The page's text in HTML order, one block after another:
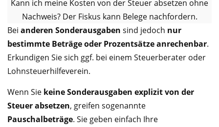
Kann ich meine Kosten von der Steuer absetzen ohne
Nachweis? Der Fiskus kann Belege nachfordern.
Bei anderen Sonderausgaben sind jedoch nur
bestimmte Beträge oder Prozentsätze anrechenbar.
Erkundigen Sie sich ggf. bei einem Steuerberater oder
Lohnsteuerhilfeverein.
Wenn Sie keine Sonderausgaben explizit von der
Steuer absetzen, greifen sogenannte
Pauschalbeträge. Sie geben einfach Ihre